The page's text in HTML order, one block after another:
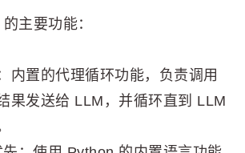
主要功能：
内置的代理循环功能，负责调用
果发送给 LLM，并循环直到 LLM